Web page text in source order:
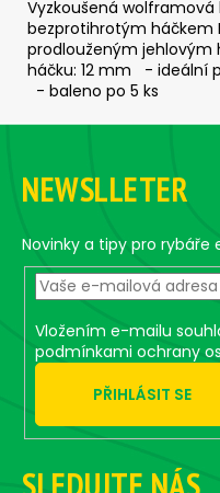
Vyzkoušená
bezprotihrotým háčkem
prodlouženým
háčku: 12 mm - ideální
- baleno po 5 ks
e
m
e
-
5
G
69
Kč
Z
NEWSLLETER
Novinky a tipy pro rybáře
Vložením e-mailu
podmínkami ochrany
PŘIHLÁSIT SE
SLEDUJTE NÁS